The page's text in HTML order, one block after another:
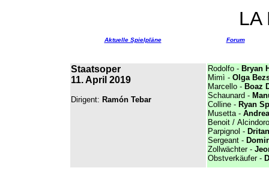
LA
Aktuelle Spielpläne Forum
Staatsoper
11. April 2019
Dirigent: Ramón Tebar
Rodolfo - Bryan
Mimì - Olga
Marcello - Boaz
Schaunard -
Colline - Ryan
Musetta -
Benoit / Alcindoro
Parpignol -
Sergeant -
Zollwächter -
Obstverkäufer -